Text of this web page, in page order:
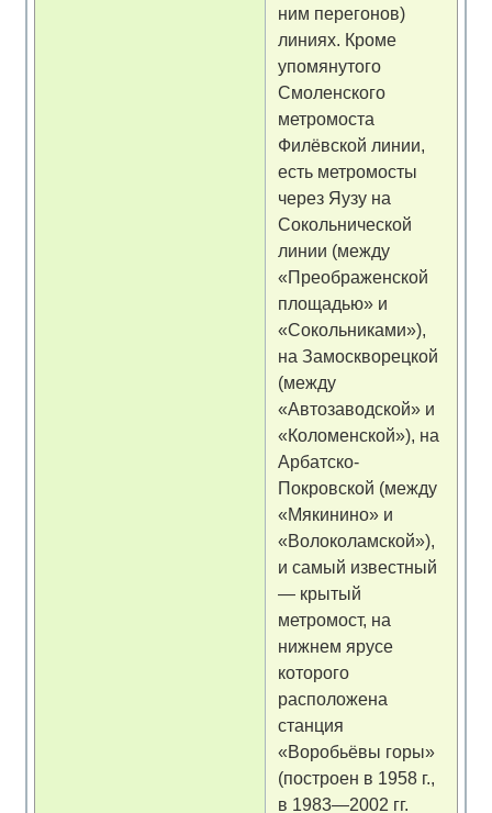
ним перегонов)
линиях. Кроме
упомянутого
Смоленского
метромоста
Филёвской линии,
есть метромосты
через Яузу на
Сокольнической
линии (между
«Преображенской
площадью» и
«Сокольниками»),
на Замоскворецкой
(между
«Автозаводской» и
«Коломенской»), на
Арбатско-
Покровской (между
«Мякинино» и
«Волоколамской»),
и самый известный
— крытый
метромост, на
нижнем ярусе
которого
расположена
станция
«Воробьёвы горы»
(построен в 1958 г.,
в 1983—2002 гг.